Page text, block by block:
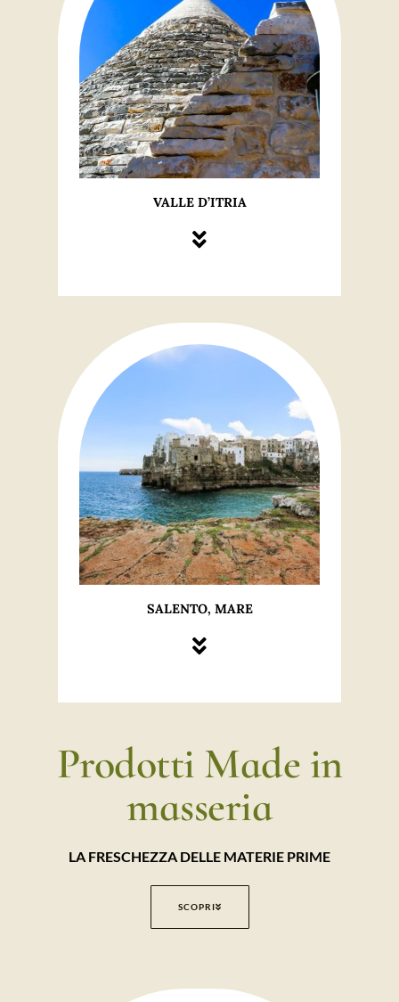
VALLE D’ITRIA
SALENTO, MARE
Prodotti Made in
masseria
LA FRESCHEZZA DELLE MATERIE PRIME
SCOPRI